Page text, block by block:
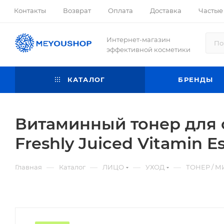
Контакты Возврат Оплата Доставка
Интернет-магазин
эффективной косметики
КАТАЛОГ БРЕНДЫ
Витаминный тонер для
Freshly Juiced Vitamin
Главная — Каталог — ЛИЦО — УХОД — ТОНЕР /